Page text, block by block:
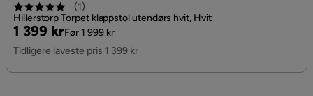
(1)
Hillerstorp Torpet klappstol utendørs hvit, Hvit
Pris
1 399 kr
Original
Pris
Før 1 999 kr
Tidligere laveste pris 1 399 kr